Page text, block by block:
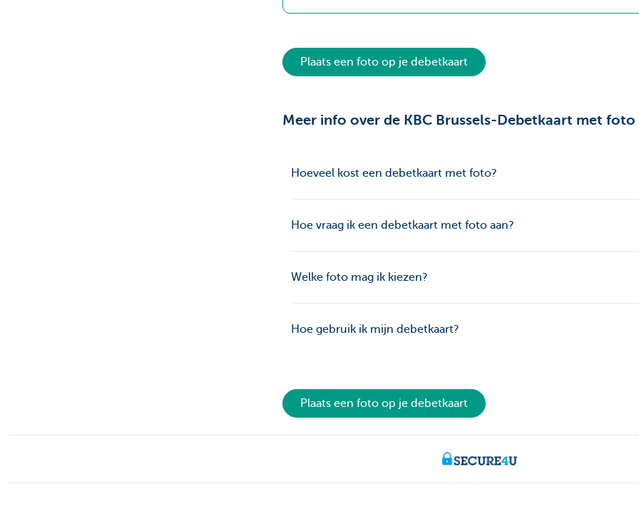
Plaats een foto op je debetkaart
Meer info over de KBC Brussels-Debetkaart met foto
Hoeveel kost een debetkaart met foto?
Hoe vraag ik een debetkaart met foto aan?
Welke foto mag ik kiezen?
Hoe gebruik ik mijn debetkaart?
Plaats een foto op je debetkaart